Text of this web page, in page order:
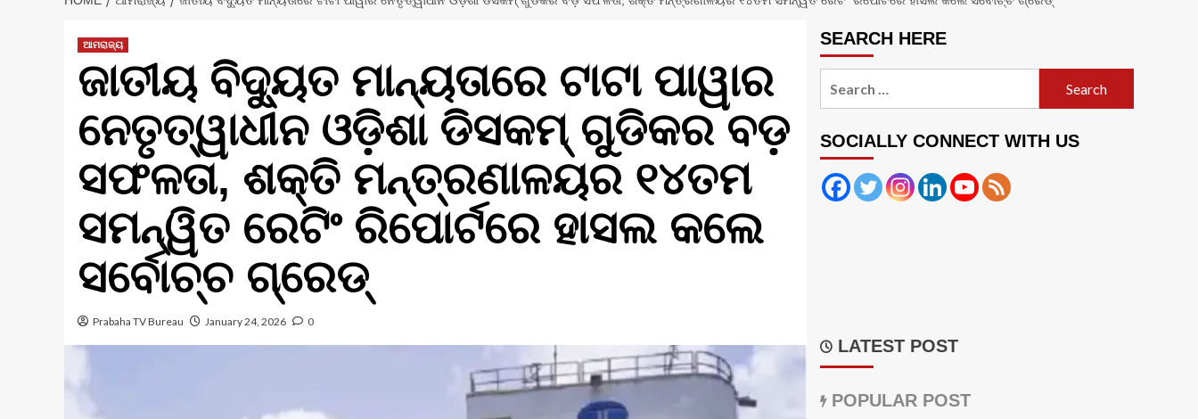
ଆମରାଜ୍ୟ
ଜାତୀୟ ବିଦ୍ୟୁତ ମାନ୍ୟତାରେ ଟାଟା ପାୱାର
ନେତୃତ୍ୱାଧୀନ ଓଡ଼ିଶା ଡିସକମ୍ ଗୁଡିକର ବଡ଼
ସଫଳତା, ଶକ୍ତି ମନ୍ତ୍ରଣାଳୟର ୧୪ତମ
ସମନ୍ୱିତ ରେଟିଂ ରିପୋର୍ଟରେ ହାସଲ କଲେ
ସର୍ବୋଚ୍ଚ ଗ୍ରେଡ୍‌
Prabaha TV Bureau January 24, 2026 0
SEARCH HERE
SOCIALLY CONNECT WITH US
LATEST POST
POPULAR POST